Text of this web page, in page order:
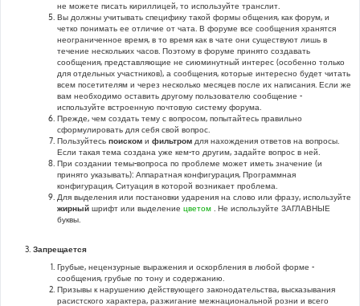
не можете писать кириллицей, то используйте транслит.
Вы должны учитывать специфику такой формы общения, как форум, и
четко понимать ее отличие от чата. В форуме все сообщения хранятся
неограниченное время, в то время как в чате они существуют лишь в
течение нескольких часов. Поэтому в форуме принято создавать
сообщения, представляющие не сиюминутный интерес (особенно только
для отдельных участников), а сообщения, которые интересно будет читать
всем посетителям и через несколько месяцев после их написания. Если же
вам необходимо оставить другому пользователю сообщение -
используйте встроенную почтовую систему форума.
Прежде, чем создать тему с вопросом, попытайтесь правильно
сформулировать для себя свой вопрос.
Пользуйтесь поиском и фильтром для нахождения ответов на вопросы.
Если такая тема создана уже кем-то другим, задайте вопрос в ней.
При создании темы-вопроса по проблеме может иметь значение (и
принято указывать): Аппаратная конфигурация, Программная
конфигурация, Ситуация в которой возникает проблема.
Для выделения или постановки ударения на слово или фразу, используйте
жирный шрифт или выделение цветом . Не используйте ЗАГЛАВНЫЕ
буквы.
Запрещается
Грубые, нецензурные выражения и оскорбления в любой форме -
сообщения, грубые по тону и содержанию.
Призывы к нарушению действующего законодательства, высказывания
расистского характера, разжигание межнациональной розни и всего